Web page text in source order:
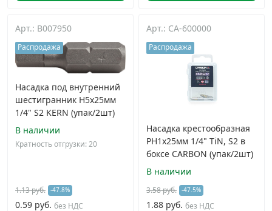
Арт.: B007950
Распродажа
Насадка под внутренний
шестигранник H5х25мм
1/4" S2 KERN (упак/2шт)
В наличии
Кратность отгрузки: 20
1.13 руб. -47.8%
0.59 руб. без НДС
Арт.: CA-600000
Распродажа
Насадка крестообразная
PH1х25мм 1/4" TiN, S2 в
боксе CARBON (упак/2шт)
В наличии
3.58 руб. -47.5%
1.88 руб. без НДС